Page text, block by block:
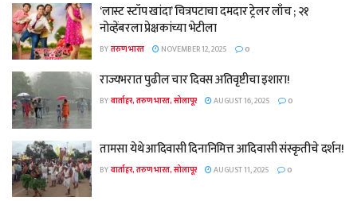
‘लास्ट स्टॉप खांदा’ चित्रपटाचा दमदार ट्रेलर लाँच ; २१
नोव्हेंबरला प्रेक्षकांच्या भेटीला
BYतरुण भारत NOVEMBER 12, 2025 0
राज्यभरात पुढील चार दिवस अतिवृष्टीचा इशारा!
BYवार्ताहर, तरुण भारत, सोलापूर AUGUST 16, 2025 0
तामसा येथे आदिवासी दिनानिमित्त आदिवासी संस्कृतीचे दर्शन!
BYवार्ताहर, तरुण भारत, सोलापूर AUGUST 11, 2025 0